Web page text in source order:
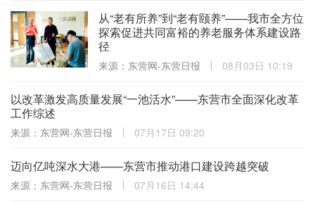
从“老有所养”到“老有颐养”——我市全方位
探索促进共同富裕的养老服务体系建设路
径
来源：东营网-东营日报 08月03日 10:19
以改革激发高质量发展“一池活水”——东营市全面深化改革
工作综述
来源：东营网-东营日报 07月17日 09:20
迈向亿吨深水大港——东营市推动港口建设跨越突破
来源：东营网-东营日报 07月16日 14:44